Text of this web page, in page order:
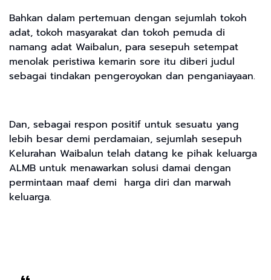
Bahkan dalam pertemuan dengan sejumlah tokoh
adat, tokoh masyarakat dan tokoh pemuda di
namang adat Waibalun, para sesepuh setempat
menolak peristiwa kemarin sore itu diberi judul
sebagai tindakan pengeroyokan dan penganiayaan.
Dan, sebagai respon positif untuk sesuatu yang
lebih besar demi perdamaian, sejumlah sesepuh
Kelurahan Waibalun telah datang ke pihak keluarga
ALMB untuk menawarkan solusi damai dengan
permintaan maaf demi harga diri dan marwah
keluarga.